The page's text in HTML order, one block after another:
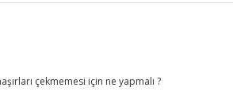
çekmemesi için ne yapmalı ?